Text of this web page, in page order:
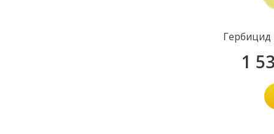
Гербицид
1